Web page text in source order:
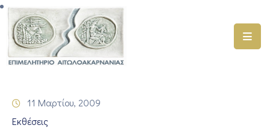
ΑΡΧΙΚΗ
ΓΕΜΗ
–
11 Μαρτίου, 2009
Εκθέσεις